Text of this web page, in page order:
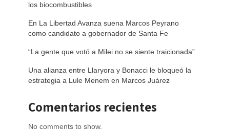
los biocombustibles
En La Libertad Avanza suena Marcos Peyrano
como candidato a gobernador de Santa Fe
“La gente que votó a Milei no se siente traicionada”
Una alianza entre Llaryora y Bonacci le bloqueó la
estrategia a Lule Menem en Marcos Juárez
Comentarios recientes
No comments to show.